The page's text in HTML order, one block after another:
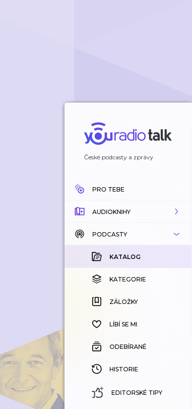
České podcasty a zprávy
PRO TEBE
AUDIOKNIHY
KATALOG
KOUPENÉ
KATEGORIE
ZÁLOŽKY
HISTORIE
PODCASTY
KATALOG
KATEGORIE
ZÁLOŽKY
LÍBÍ SE MI
ODEBÍRANÉ
HISTORIE
EDITORSKÉ TIPY